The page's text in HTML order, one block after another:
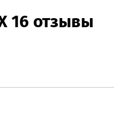
16 отзывы